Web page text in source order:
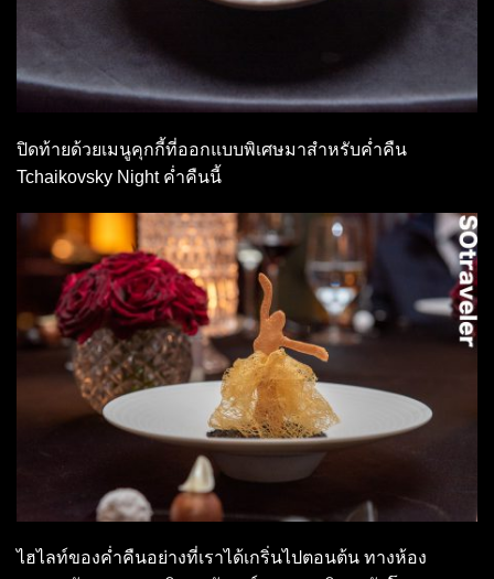
ปิดท้ายด้วยเมนูคุกกี้ที่ออกแบบพิเศษมาสำหรับค่ำคืน
Tchaikovsky Night ค่ำคืนนี้
ไฮไลท์ของค่ำคืนอย่างที่เราได้เกริ่นไปตอนต้น ทางห้อง